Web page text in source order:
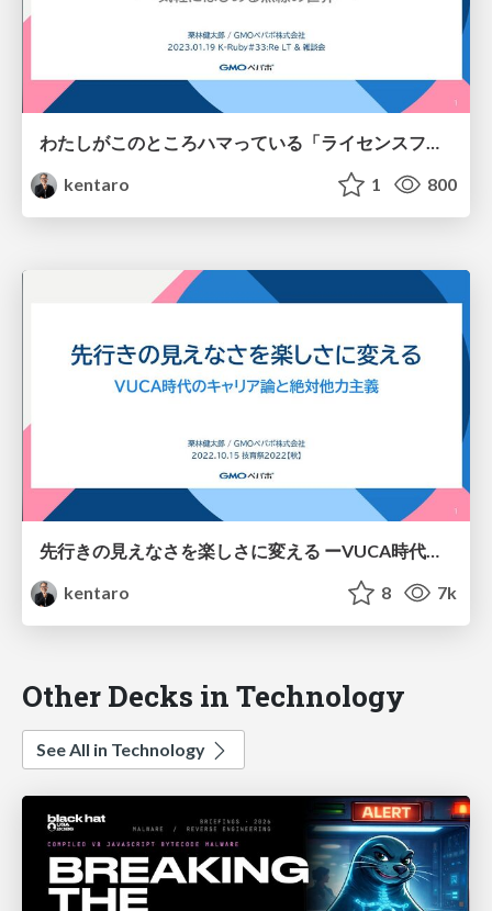
わたしがこのところハマっている「ライセンスフリー無線」のご紹介 / An Invitation to License-Free Radio
kentaro
1 800
先行きの見えなさを楽しさに変える ーVUCA時代のキャリア論と絶対他力主義ー / How to develop your career in the VUCA era
kentaro
8 7k
Other Decks in Technology
See All in Technology